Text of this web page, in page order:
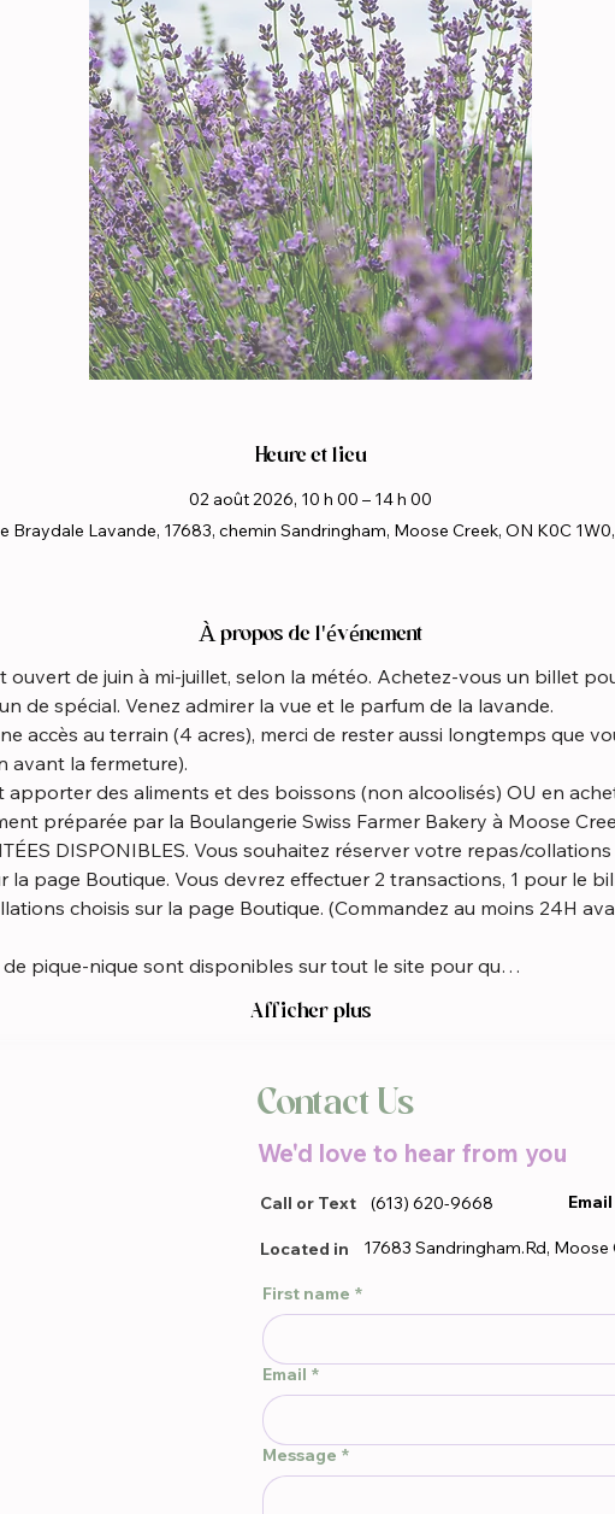
Heure et lieu
02 août 2026, 10 h 00 – 14 h 00
Braydale Lavande, 17683, chemin Sandringham, Moose Creek, ON K0C
À propos de l'événement
ouvert de juin à mi-juillet, selon la météo. Achetez-vous un billet
de spécial. Venez admirer la vue et le parfum de la lavande.
avant la fermeture).
préparée par la Boulangerie Swiss Farmer Bakery à Moose
la page Boutique. Vous devrez effectuer 2 transactions, 1 pour le
choisis sur la page Boutique. (Commandez au moins 24H
de pique-nique sont disponibles sur tout le site pour qu…
Afficher plus
Contact Us
We'd love to hear from you
Call or Text (613) 620-9668
Located in 17683 Sandringham.Rd, Moose
First name *
Email *
Message *